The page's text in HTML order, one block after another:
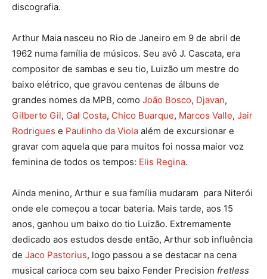
discografia.
Arthur Maia nasceu no Rio de Janeiro em 9 de abril de
1962 numa família de músicos. Seu avô J. Cascata, era
compositor de sambas e seu tio, Luizão um mestre do
baixo elétrico, que gravou centenas de álbuns de
grandes nomes da MPB, como João Bosco, Djavan,
Gilberto Gil, Gal Costa, Chico Buarque, Marcos Valle, Jair
Rodrigues e Paulinho da Viola além de excursionar e
gravar com aquela que para muitos foi nossa maior voz
feminina de todos os tempos: Elis Regina.
Ainda menino, Arthur e sua família mudaram para Niterói
onde ele começou a tocar bateria. Mais tarde, aos 15
anos, ganhou um baixo do tio Luizão. Extremamente
dedicado aos estudos desde então, Arthur sob influência
de Jaco Pastorius, logo passou a se destacar na cena
musical carioca com seu baixo Fender Precision fretless